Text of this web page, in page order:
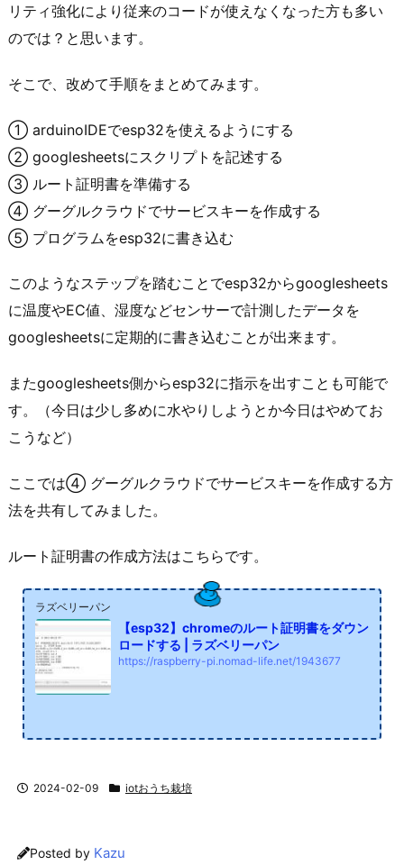
リティ強化により従来のコードが使えなくなった方も多い
のでは？と思います。
そこで、改めて手順をまとめてみます。
① arduinoIDEでesp32を使えるようにする
② googlesheetsにスクリプトを記述する
③ ルート証明書を準備する
④ グーグルクラウドでサービスキーを作成する
⑤ プログラムをesp32に書き込む
このようなステップを踏むことでesp32からgooglesheets
に温度やEC値、湿度などセンサーで計測したデータを
googlesheetsに定期的に書き込むことが出来ます。
またgooglesheets側からesp32に指示を出すことも可能で
す。（今日は少し多めに水やりしようとか今日はやめてお
こうなど）
ここでは④ グーグルクラウドでサービスキーを作成する方
法を共有してみました。
ルート証明書の作成方法はこちらです。
ラズベリーパン
【esp32】chromeのルート証明書をダウン
ロードする | ラズベリーパン
https://raspberry-pi.nomad-life.net/1943677
2024-02-09 iotおうち栽培
Posted by Kazu